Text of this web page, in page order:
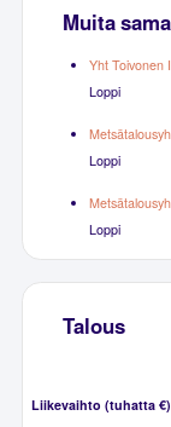
Muita
Yht Toivonen
Loppi
Loppi
Loppi
Talous
Liikevaihto (tuhatta €)